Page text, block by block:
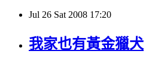
Jul 26 Sat 2008 17:20
我家也有黃金獵犬